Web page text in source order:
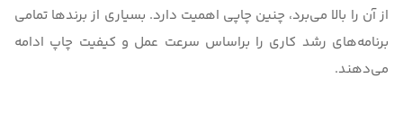
از آن را بالا می‌برد، چنین چاپی اهمیت دارد. بسیاری از برندها تمامی
برنامه‌های رشد کاری را براساس سرعت عمل و کیفیت چاپ ادامه
می‌دهند.